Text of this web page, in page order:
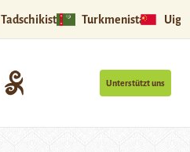
Tadschikistan Turkmenistan
Unterstützt uns